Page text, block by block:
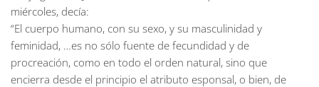
miércoles, decía:
“El cuerpo humano, con su sexo, y su masculinidad y
feminidad, …es no sólo fuente de fecundidad y de
procreación, como en todo el orden natural, sino que
encierra desde el principio el atributo esponsal, o bien, de